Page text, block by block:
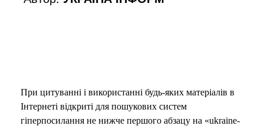
При цитуванні і використанні будь-яких матеріалів в
Інтернеті відкриті для пошукових систем
гіперпосилання не нижче першого абзацу на «ukraine-